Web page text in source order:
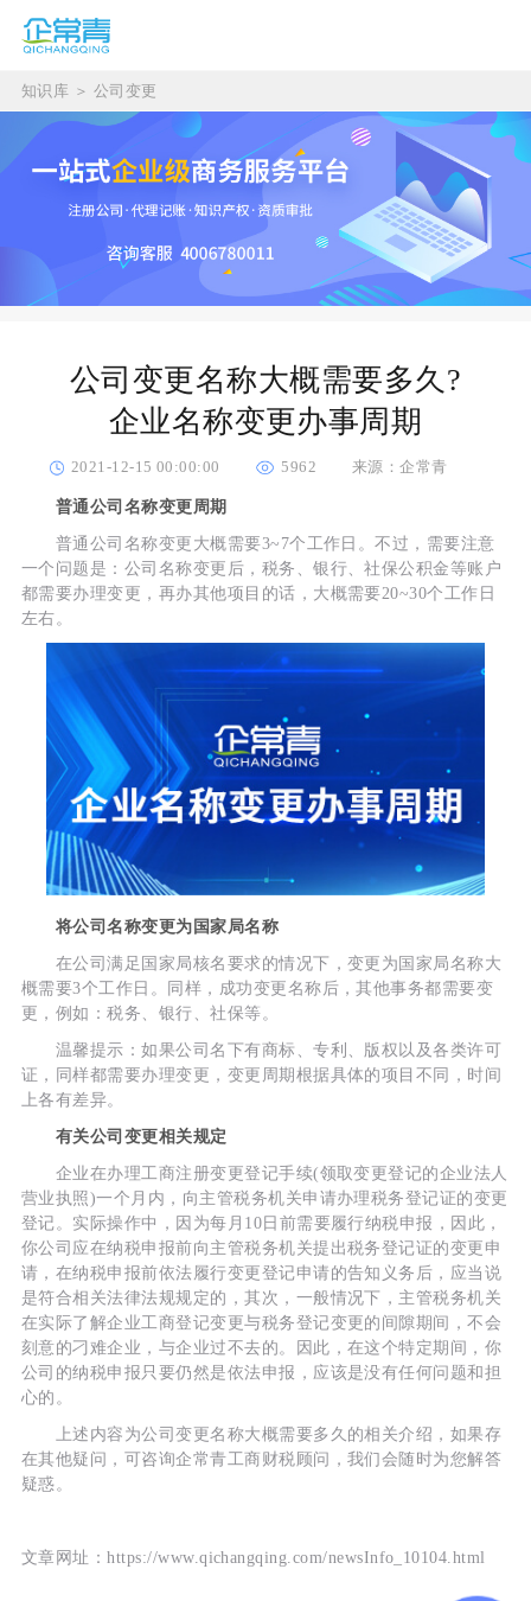
知识库 ＞ 公司变更
公司变更名称大概需要多久?
企业名称变更办事周期
2021-12-15 00:00:00 5962 来源：企常青
普通公司名称变更周期
普通公司名称变更大概需要3~7个工作日。不过，需要注意
一个问题是：公司名称变更后，税务、银行、社保公积金等账户
都需要办理变更，再办其他项目的话，大概需要20~30个工作日
左右。
将公司名称变更为国家局名称
在公司满足国家局核名要求的情况下，变更为国家局名称大
概需要3个工作日。同样，成功变更名称后，其他事务都需要变
更，例如：税务、银行、社保等。
温馨提示：如果公司名下有商标、专利、版权以及各类许可
证，同样都需要办理变更，变更周期根据具体的项目不同，时间
上各有差异。
有关公司变更相关规定
企业在办理工商注册变更登记手续(领取变更登记的企业法人
营业执照)一个月内，向主管税务机关申请办理税务登记证的变更
登记。实际操作中，因为每月10日前需要履行纳税申报，因此，
你公司应在纳税申报前向主管税务机关提出税务登记证的变更申
请，在纳税申报前依法履行变更登记申请的告知义务后，应当说
是符合相关法律法规规定的，其次，一般情况下，主管税务机关
在实际了解企业工商登记变更与税务登记变更的间隙期间，不会
刻意的刁难企业，与企业过不去的。因此，在这个特定期间，你
公司的纳税申报只要仍然是依法申报，应该是没有任何问题和担
心的。
上述内容为公司变更名称大概需要多久的相关介绍，如果存
在其他疑问，可咨询企常青工商财税顾问，我们会随时为您解答
疑惑。
文章网址：https://www.qichangqing.com/newsInfo_10104.html